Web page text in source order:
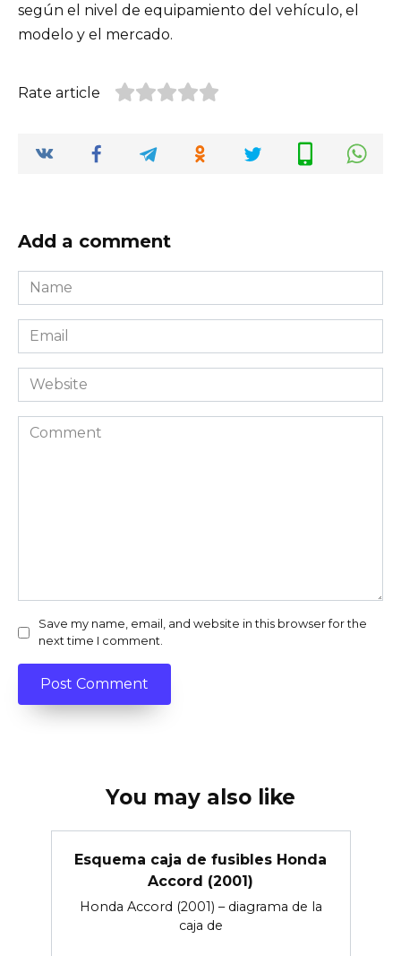
según el nivel de equipamiento del vehículo, el
modelo y el mercado.
Rate article
Add a comment
Name
*
Email
*
Website
Comment
Save my name, email, and website in this browser for the
next time I comment.
You may also like
Esquema caja de fusibles Honda
Accord (2001)
Honda Accord (2001) – diagrama de la
caja de